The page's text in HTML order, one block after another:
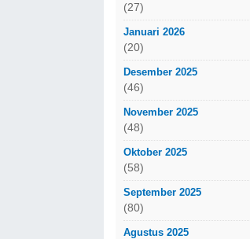
(27)
Januari 2026
(20)
Desember 2025
(46)
November 2025
(48)
Oktober 2025
(58)
September 2025
(80)
Agustus 2025